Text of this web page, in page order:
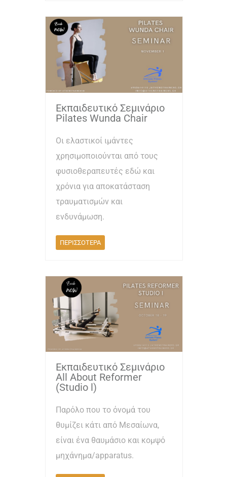
Εκπαιδευτικό Σεμινάριο
Pilates Wunda Chair
Οι ελαστικοί ιμάντες
χρησιμοποιούνται από τους
φυσιοθεραπευτές εδώ και
χρόνια για αποκατάσταση
τραυματισμών και
ενδυνάμωση.
ΠΕΡΙΣΣΟΤΕΡΑ
Εκπαιδευτικό Σεμινάριο
All About Reformer
(Studio l)
Παρόλο που το όνομά του
θυμίζει κάτι από Μεσαίωνα,
είναι ένα θαυμάσιο και κομψό
μηχάνημα/apparatus.